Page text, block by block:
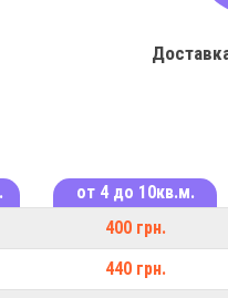
от 4 до 10кв.м.
400 грн.
440 грн.